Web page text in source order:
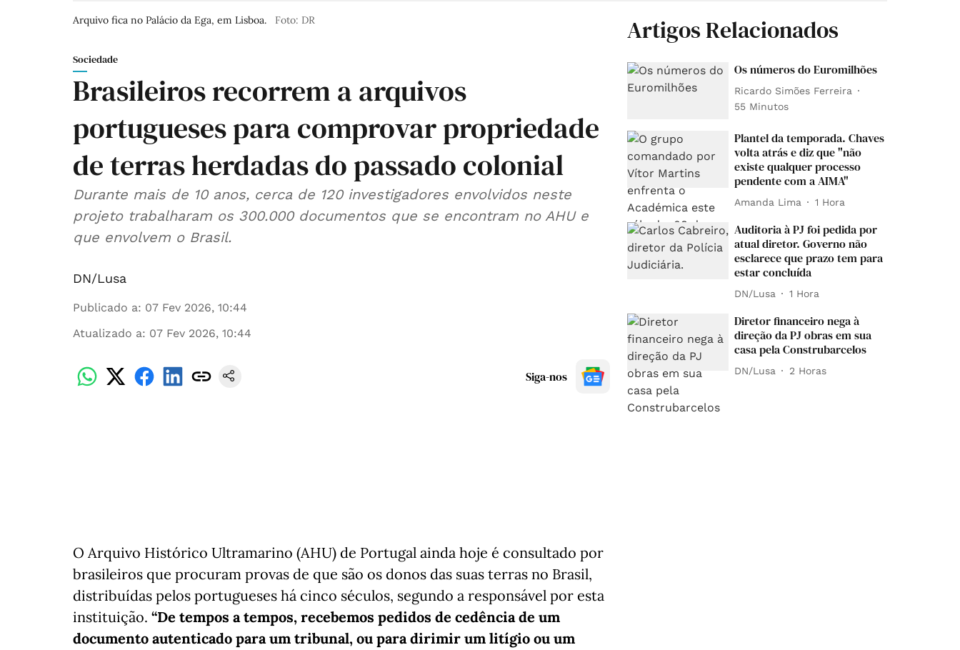
Arquivo fica no Palácio da Ega, em Lisboa. Foto: DR
Sociedade
Brasileiros recorrem a arquivos
portugueses para comprovar propriedade
de terras herdadas do passado colonial
Durante mais de 10 anos, cerca de 120 investigadores envolvidos neste
projeto trabalharam os 300.000 documentos que se encontram no AHU e
que envolvem o Brasil.
DN/Lusa
Publicado a: 07 Fev 2026, 10:44
Atualizado a: 07 Fev 2026, 10:44
Siga-nos
O Arquivo Histórico Ultramarino (AHU) de Portugal ainda hoje é consultado por
brasileiros que procuram provas de que são os donos das suas terras no Brasil,
distribuídas pelos portugueses há cinco séculos, segundo a responsável por esta
instituição. “De tempos a tempos, recebemos pedidos de cedência de um
documento autenticado para um tribunal, ou para dirimir um litígio ou um
Artigos Relacionados
Os números do Euromilhões
Ricardo Simões Ferreira
55 Minutos
Plantel da temporada. Chaves
volta atrás e diz que "não
existe qualquer processo
pendente com a AIMA"
Amanda Lima 1 Hora
Auditoria à PJ foi pedida por
atual diretor. Governo não
esclarece que prazo tem para
estar concluída
DN/Lusa 1 Hora
Diretor financeiro nega à
direção da PJ obras em sua
casa pela Construbarcelos
DN/Lusa 2 Horas